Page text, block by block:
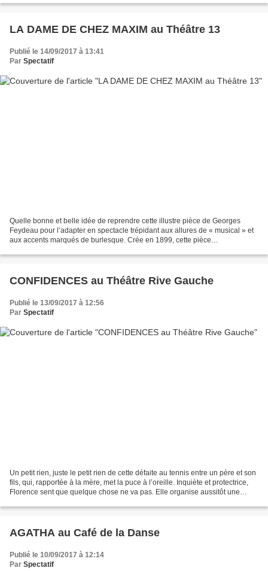
LA DAME DE CHEZ MAXIM au Théâtre 13
Publié le 14/09/2017 à 13:41
Par Spectatif
Quelle bonne et belle idée de reprendre cette illustre pièce de Georges
Feydeau pour l’adapter en spectacle trépidant aux allures de « musical » et
aux accents marqués de burlesque. Crée en 1899, cette pièce
CONFIDENCES au Théâtre Rive Gauche
Publié le 13/09/2017 à 12:56
Par Spectatif
Un petit rien, juste le petit rien de cette défaite au tennis entre un père et son
fils, qui, rapportée à la mère, met la puce à l’oreille. Inquiète et protectrice,
Florence sent que quelque chose ne va pas. Elle organise aussitôt une
AGATHA au Café de la Danse
Publié le 10/09/2017 à 12:14
Par Spectatif